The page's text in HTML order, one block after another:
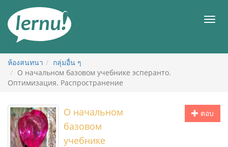
สารบัญ
เมนู
ห้องสนทนา
กลุ่มอื่น ๆ
О начальном базовом учебнике эсперанто.
Оптимизация. Распространение
ตอบ
О начальном
базовом
учебнике